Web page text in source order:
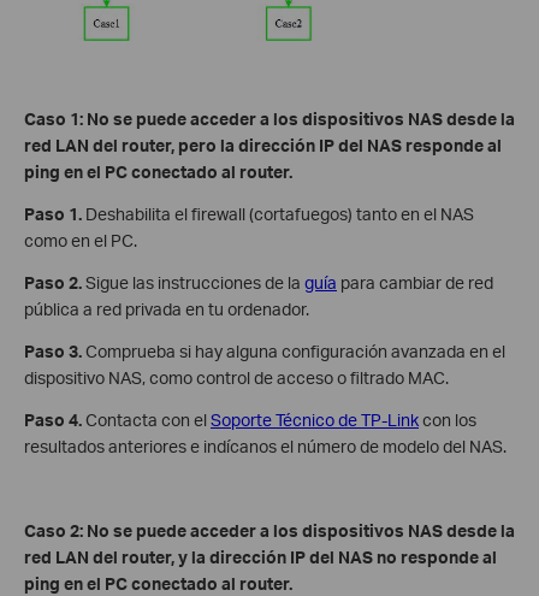
Caso 1: No se puede acceder a los dispositivos NAS desde la
red LAN del router, pero la dirección IP del NAS responde al
ping en el PC conectado al router.
Paso 1. Deshabilita el firewall (cortafuegos) tanto en el NAS
como en el PC.
Paso 2.Sigue las instrucciones de la guía para cambiar de red
pública a red privada en tu ordenador.
Paso 3.Comprueba si hay alguna configuración avanzada en el
dispositivo NAS, como control de acceso o filtrado MAC.
Paso 4.Contacta con el Soporte Técnico de TP-Linkcon los
resultados anteriores e indícanos el número de modelo del NAS.
Caso 2: No se puede acceder a los dispositivos NAS desde la
red LAN del router, y la dirección IP del NAS no responde al
ping en el PC conectado al router.